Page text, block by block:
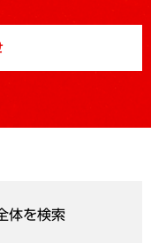
体を検索